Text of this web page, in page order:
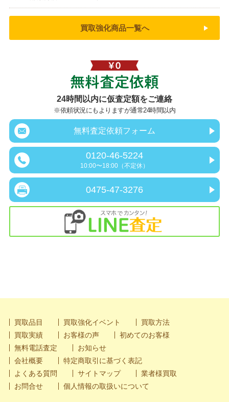
買取強化商品一覧へ
24時間以内に仮査定額をご連絡
※依頼状況にもよりますが通常24時間以内
無料査定依頼フォーム
0120-46-5224
10:00〜18:00（不定休）
0475-47-3276
買取品目 買取強化イベント
買取方法
買取実績
お客様の声
初めてのお客様
無料電話査定
お知らせ
会社概要
特定商取引に基づく表記
よくある質問
サイトマップ
業者様買取
お問合せ
個人情報の取扱いについて